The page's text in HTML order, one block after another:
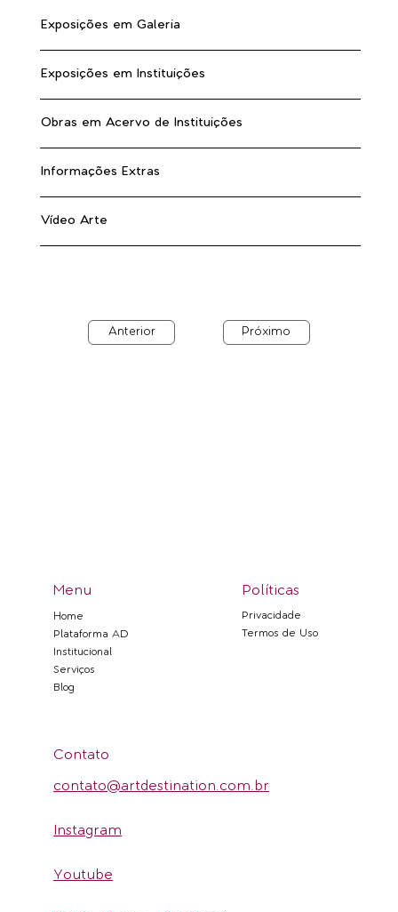
Exposições em Galeria
Exposições em Instituições
Obras em Acervo de Instituições
Informações Extras
Vídeo Arte
Anterior Próximo
Menu
Home
Plataforma AD
Institucional
Serviços
Blog
Políticas
Privacidade
Termos de Uso
Contato
contato@artdestination.com.br
Instagram
Youtube